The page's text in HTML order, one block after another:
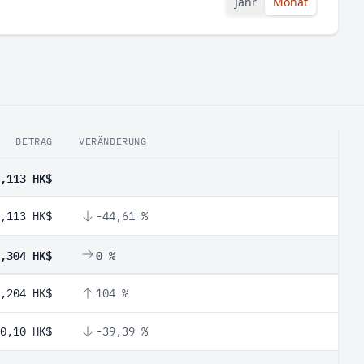
BETRAG VERÄNDERUNG
HK$
HK$ -44,61 %
HK$ 0 %
HK$ 104 %
0,10 HK$ -39,39 %